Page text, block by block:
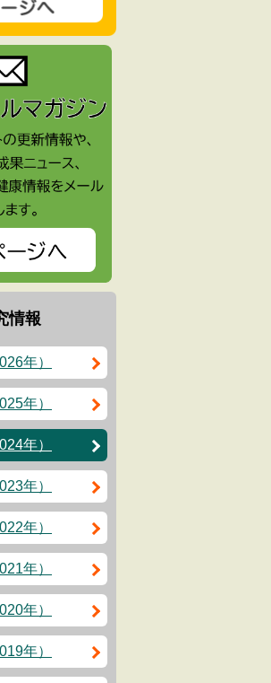
情報
年）
年）
年）
年）
年）
年）
年）
年）